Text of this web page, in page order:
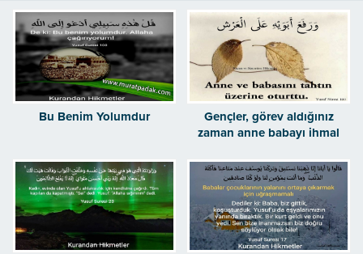
Bu Benim Yolumdur
Gençler, görev aldığınız
zaman anne babayı ihmal